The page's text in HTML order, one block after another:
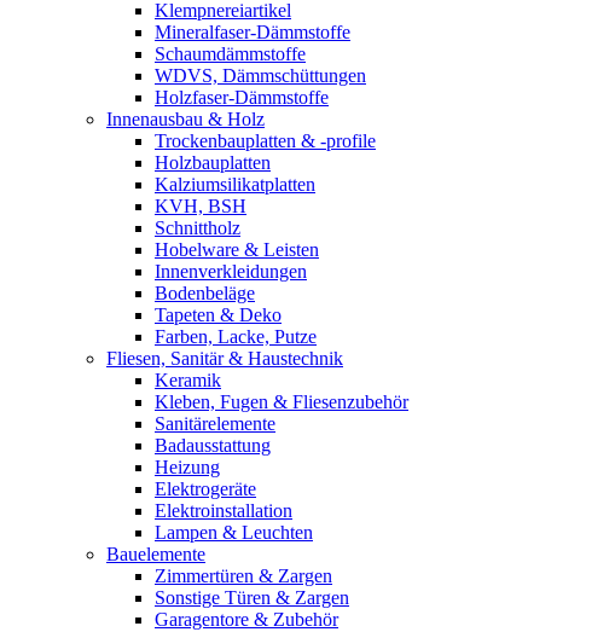
Klempnereiartikel
Mineralfaser-Dämmstoffe
Schaumdämmstoffe
WDVS, Dämmschüttungen
Holzfaser-Dämmstoffe
Innenausbau & Holz
Trockenbauplatten & -profile
Holzbauplatten
Kalziumsilikatplatten
KVH, BSH
Schnittholz
Hobelware & Leisten
Innenverkleidungen
Bodenbeläge
Tapeten & Deko
Farben, Lacke, Putze
Fliesen, Sanitär & Haustechnik
Keramik
Kleben, Fugen & Fliesenzubehör
Sanitärelemente
Badausstattung
Heizung
Elektrogeräte
Elektroinstallation
Lampen & Leuchten
Bauelemente
Zimmertüren & Zargen
Sonstige Türen & Zargen
Garagentore & Zubehör